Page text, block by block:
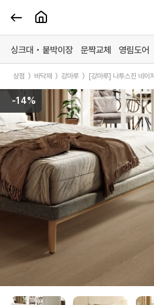
싱크대 • 붙박이장 문짝교체 영림도어
Skip
상점 〉 바닥재 〉 강마루 〉 [강마루] 나투스진 네이
-14%
맞춤가구
싱크대
붙박이장
문짝교체
바스 화장실
중문방문
영림 중문
영림 방문
예림 중문 (문의)
예림 방문 (문의)
# 색상샘플 / 싱크대 # 색상샘플 / 영림